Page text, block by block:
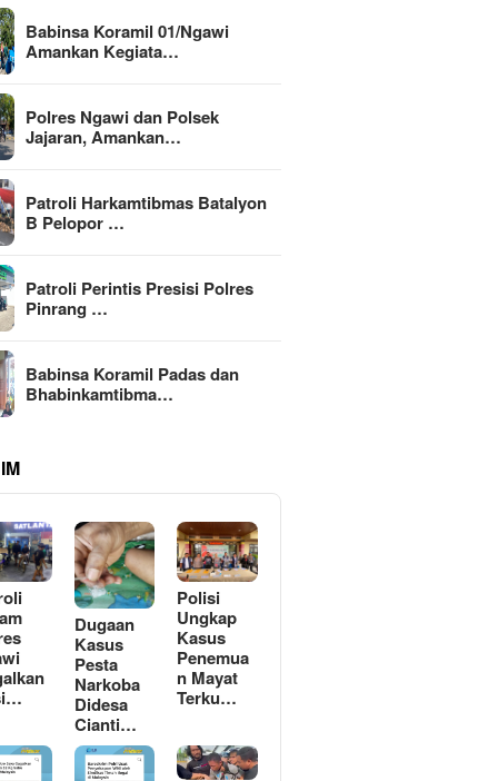
Babinsa Koramil 01/Ngawi
Amankan Kegiata…
Polres Ngawi dan Polsek
Jajaran, Amankan…
Patroli Harkamtibmas Batalyon
B Pelopor …
Patroli Perintis Presisi Polres
Pinrang …
Babinsa Koramil Padas dan
Bhabinkamtibma…
Dugaan
Kasus
Pesta
Narkoba
Didesa
Cianti…
Polisi
Ungkap
Kasus
Penemua
n Mayat
Terku…